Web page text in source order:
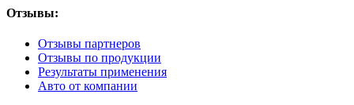
Отзывы:
Отзывы партнеров
Отзывы по продукции
Результаты применения
Авто от компании